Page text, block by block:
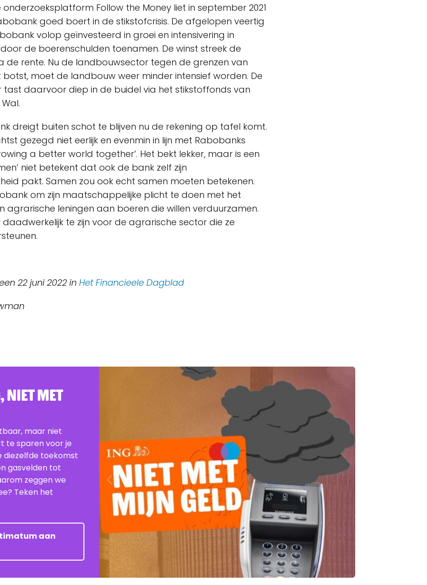
onderzoeksplatform Follow the Money liet in september 2021
goed boert in de stikstofcrisis. De afgelopen veertig
volop geïnvesteerd in groei en intensivering in
de boerenschulden toenamen. De winst streek de
de rente. Nu de landbouwsector tegen de grenzen van
botst, moet de landbouw weer minder intensief worden. De
daarvoor diep in de buidel via het stikstoffonds van
dreigt buiten schot te blijven nu de rekening op tafel komt.
gezegd niet eerlijk en evenmin in lijn met Rabobanks
a better world together’. Het bekt lekker, maar is een
niet betekent dat ook de bank zelf zijn
pakt. Samen zou ook echt samen moeten betekenen.
om zijn maatschappelijke plicht te doen met het
agrarische leningen aan boeren die willen verduurzamen.
daadwerkelijk te zijn voor de agrarische sector die ze
22 juni 2022 in Het Financieele Dagblad
Niet Met
maar niet
te sparen voor je
diezelfde toekomst
gasvelden tot
zeggen we
Teken het
aan